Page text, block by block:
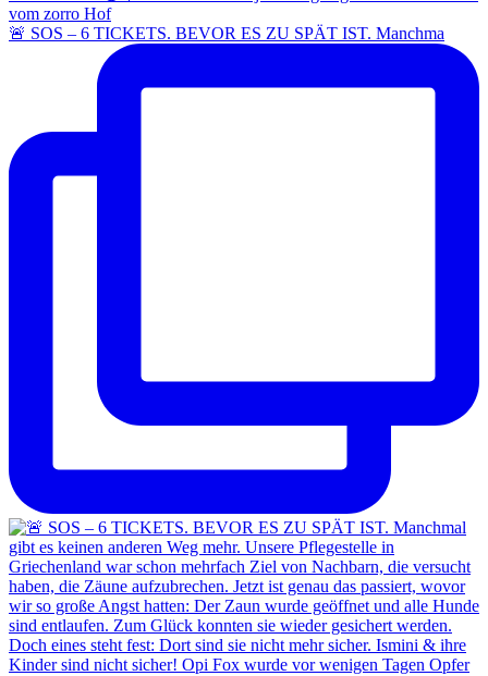
🚨 SOS – 6 TICKETS. BEVOR ES ZU SPÄT IST. Manchma